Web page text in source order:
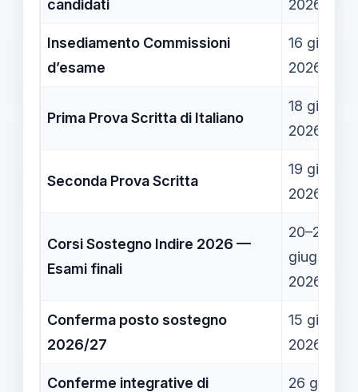
candidati
2026
Insediamento Commissioni
d’esame
16 giugno
2026
Prima Prova Scritta di Italiano
18 giugno
2026
Seconda Prova Scritta
19 giugno
2026
Corsi Sostegno Indire 2026 —
Esami finali
20–27
giugno
2026
Conferma posto sostegno
2026/27
15 giugno
2026
Conferme integrative di
26 giugno